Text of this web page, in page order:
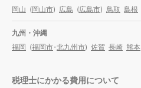
岡山 (岡山市) 広島 (広島市) 鳥取 島根
九州・沖縄
福岡 (福岡市・北九州市) 佐賀 長崎 熊本
税理士にかかる費用について